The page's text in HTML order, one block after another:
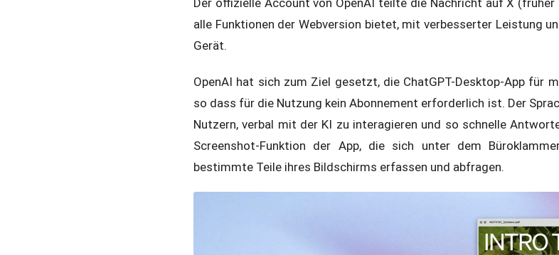
Der offizielle Account von OpenAI teilte die Nachricht auf X
alle Funktionen der Webversion bietet, mit verbesserter Leistung
Gerät.
OpenAI hat sich zum Ziel gesetzt, die ChatGPT-Desktop-App für
so dass für die Nutzung kein Abonnement erforderlich ist. Der
Nutzern, verbal mit der KI zu interagieren und so schnelle
Screenshot-Funktion der App, die sich unter dem
bestimmte Teile ihres Bildschirms erfassen und abfragen.